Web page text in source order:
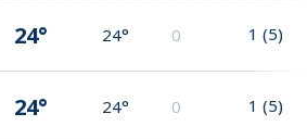
24° 24° 0 1 (5)
24° 24° 0 1 (5)